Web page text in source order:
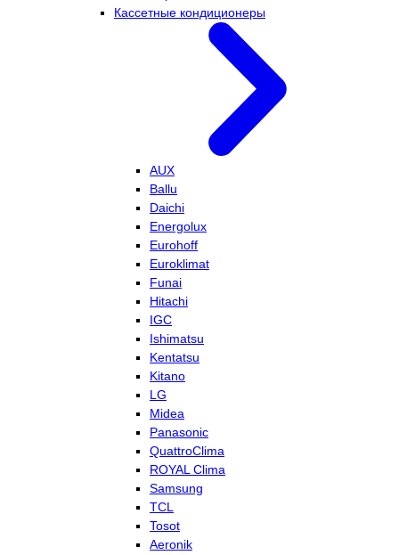
Кассетные кондиционеры
AUX
Ballu
Daichi
Energolux
Eurohoff
Euroklimat
Funai
Hitachi
IGC
Ishimatsu
Kentatsu
Kitano
LG
Midea
Panasonic
QuattroClima
ROYAL Clima
Samsung
TCL
Tosot
Aeronik